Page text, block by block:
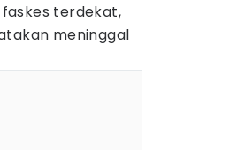
faskes terdekat,
meninggal